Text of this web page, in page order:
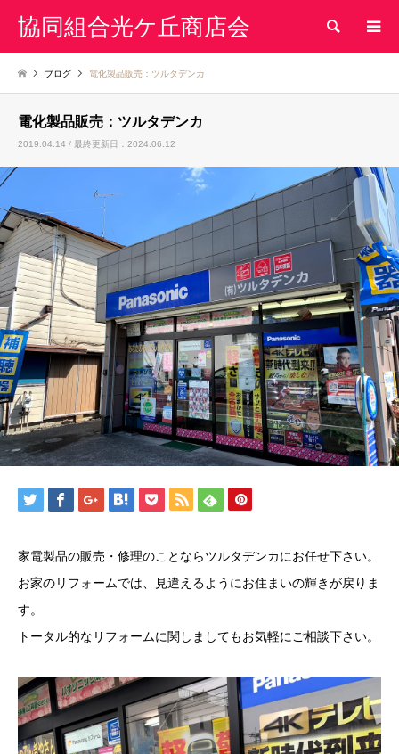
協同組合光ケ丘商店会 検索
ブログ 電化製品販売：ツルタデンカ
電化製品販売：ツルタデンカ
2019.04.14 / 最終更新日：2024.06.12
家電製品の販売・修理のことならツルタデンカにお任せ下さい。
お家のリフォームでは、見違えるようにお住まいの輝きが戻りま
す。
トータル的なリフォームに関しましてもお気軽にご相談下さい。